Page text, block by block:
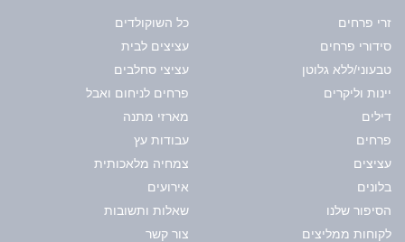
זרי פרחים
כל השוקולדים
סידורי פרחים
עציצים לבית
טבעוני/ללא גלוטן
עציצי סחלבים
יינות וליקרים
פרחים לניחום ואבל
דילים
מארזי מתנה
פרחים
עבודות עץ
עציצים
צמחיה מלאכותית
בלונים
אירועים
הסיפור שלנו
שאלות ותשובות
לקוחות ממליצים
צור קשר